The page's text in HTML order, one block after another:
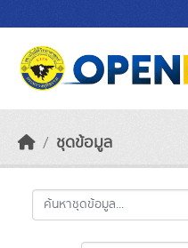
ชุดข้อมูล